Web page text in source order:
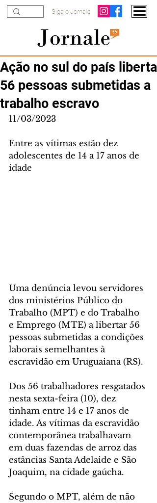
Siga o Jornale
Ação no sul do país liberta
56 pessoas submetidas a
trabalho escravo
11/03/2023
Entre as vítimas estão dez
adolescentes de 14 a 17 anos de
idade
Uma denúncia levou servidores
dos ministérios Público do
Trabalho (MPT) e do Trabalho
e Emprego (MTE) a libertar 56
pessoas submetidas a condições
laborais semelhantes à
escravidão em Uruguaiana (RS).
Dos 56 trabalhadores resgatados
nesta sexta-feira (10), dez
tinham entre 14 e 17 anos de
idade. As vítimas da escravidão
contemporânea trabalhavam
em duas fazendas de arroz das
estâncias Santa Adelaide e São
Joaquim, na cidade gaúcha.
Segundo o MPT, além de não